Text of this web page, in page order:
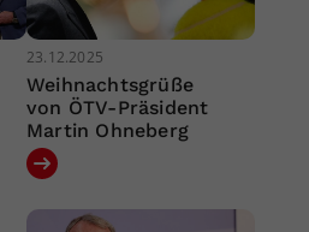
23.12.2025
Weihnachtsgrüße
von ÖTV-Präsident
Martin Ohneberg